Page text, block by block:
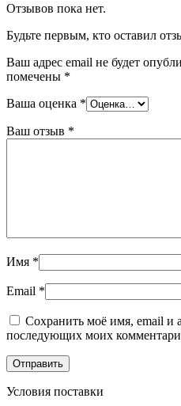
Отзывов пока нет.
Будьте первым, кто оставил
Ваш адрес email не будет
помечены *
Ваша оценка *
Ваш отзыв *
Имя *
Email *
Сохранить моё имя, email и
последующих моих
Условия поставки